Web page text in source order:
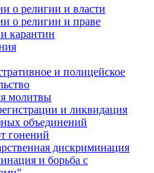
о религии и власти
о религии и праве
карантин
и полицейское
молитвы
и ликвидация
объединений
гонений
дискриминация
и борьба с